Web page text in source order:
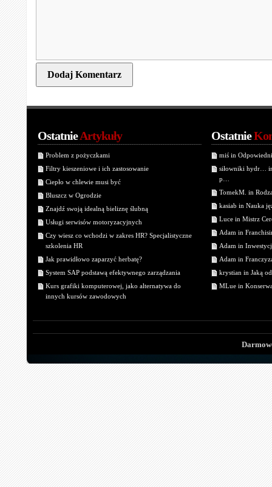
OstatnieArtykuły
Problem z pożyczkami
Filtry kieszeniowe i ich zastosowanie
Ciepło w chlewie musi być
Bluszcz w Ogrodzie
Znajdź swoją idealną bieliznę ślubną
Usługi serwisów motoryzacyjnych
Czy wiesz co wchodzi w zakres HR? Specjalistyczne
szkolenia HR
Jak prawidłowo zaparzyć herbatę?
System SAP podstawą efektywnego zarządzania
Kurs grafiki komputerowej, jako alternatywa do
innych kursów zawodowych
Ostatnie
miś in
siłowniki hydr…
p…
TomekM. in
kasiab in Nauka
Luce in Mistrz
Adam in
Adam in
Adam in
krystian in Jaką
MLue in